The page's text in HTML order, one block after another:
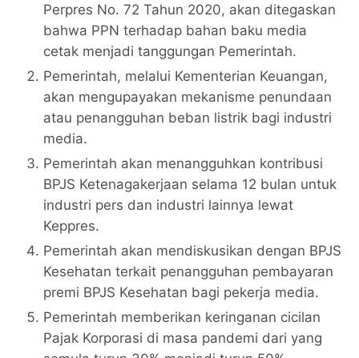
Perpres No. 72 Tahun 2020, akan ditegaskan
bahwa PPN terhadap bahan baku media
cetak menjadi tanggungan Pemerintah.
Pemerintah, melalui Kementerian Keuangan,
akan mengupayakan mekanisme penundaan
atau penangguhan beban listrik bagi industri
media.
Pemerintah akan menangguhkan kontribusi
BPJS Ketenagakerjaan selama 12 bulan untuk
industri pers dan industri lainnya lewat
Keppres.
Pemerintah akan mendiskusikan dengan BPJS
Kesehatan terkait penangguhan pembayaran
premi BPJS Kesehatan bagi pekerja media.
Pemerintah memberikan keringanan cicilan
Pajak Korporasi di masa pandemi dari yang